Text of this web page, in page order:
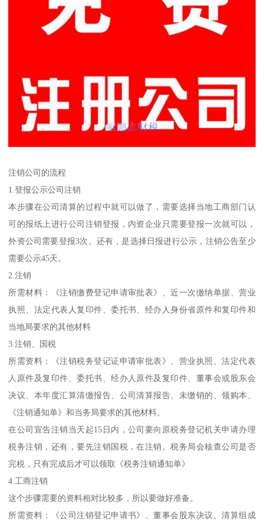
注销公司的流程
1.登报公示公司注销
本步骤在公司清算的过程中就可以做了，需要选择当地工商部门认
可的报纸上进行公司注销登报，内资企业只需要登报一次就可以，
外资公司需要登报3次。还有，是选择日报进行公示，注销公告至少
需要公示45天。
2.注销
所需材料：《注销缴费登记申请审批表》、近一次缴纳单据、营业
执照、法定代表人复印件、委托书、经办人身份省原件和复印件和
当地局要求的其他材料
3.注销、国税
所需资料：《注销税务登记证申请审批表》、营业执照、法定代表
人原件及复印件、委托书、经办人原件及复印件、董事会或股东会
决议、本年度汇算清缴报告、公司清算报告、未缴销的、领购本、
《注销通知单》和当务局要求的其他材料。
在公司宣告注销当天起15日内，公司要向原税务登记机关申请办理
税务注销，还有，要先注销国税，在注销。税务局会核查公司是否
完税，只有完成后才可以领取《税务注销通知单》
4.工商注销
这个步骤需要的资料相对比较多，所以要做好准备。
所需资料：《公司注销登记申请书》、董事会股东决议、清算组成